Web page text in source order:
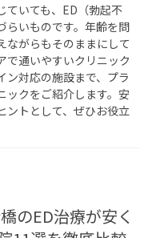
ていても、ED（勃起不
らいものです。年齢を問
ながらもそのままにして
で通いやすいクリニック
ン対応の施設まで、プラ
ックをご紹介します。安
ントとして、ぜひお役立
のED治療が安く